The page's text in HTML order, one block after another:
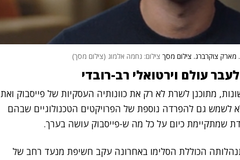
מארק צוקרברג. צילום מסך צילום: נחמה אלמוג (צילום מסך)
עולם וירטואלי רב-רובדי
מתוכנן לשרת לא רק את כוונותיה העסקיות של פייסבוק ואת
לשמש גם להפרדה נוספת של הפרויקטים הטכנולוגיים שבהם
שמתקיימת כיום על כל מה ש-פייסבוק עושה בערך.
הכוללת הסלימו באחרונה עקב חשיפת מנעד רחב של